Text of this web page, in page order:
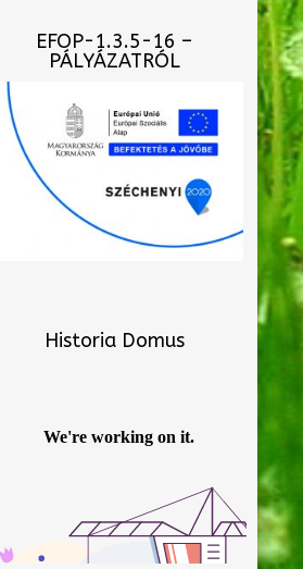
EFOP-1.3.5-16 –
PÁLYÁZATRÓL
Historia Domus